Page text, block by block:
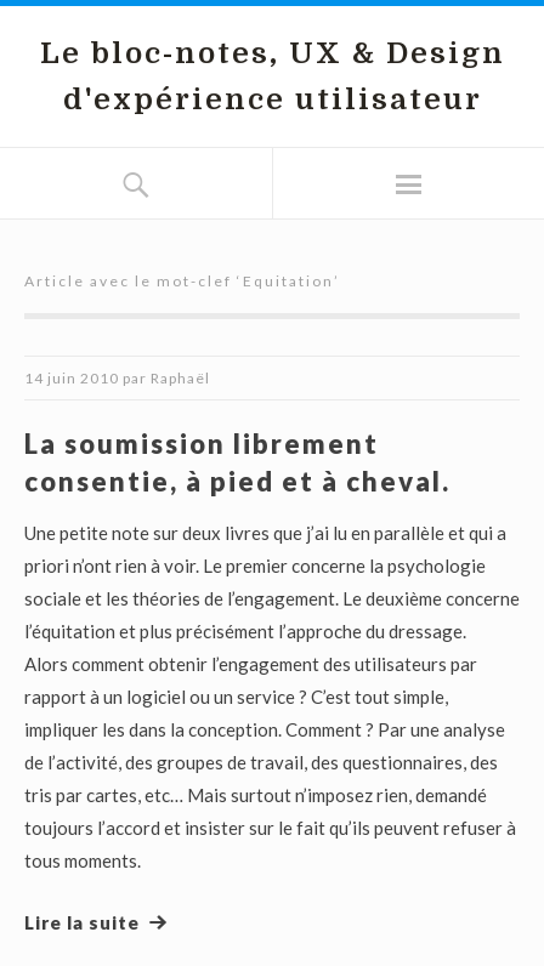
Le bloc-notes, UX & Design
d'expérience utilisateur
Article avec le mot-clef ‘ Equitation ’
14 juin 2010 par Raphaël
La soumission librement
consentie, à pied et à cheval.
Une petite note sur deux livres que j’ai lu en parallèle et qui a
priori n’ont rien à voir. Le premier concerne la psychologie
sociale et les théories de l’engagement. Le deuxième concerne
l’équitation et plus précisément l’approche du dressage.
Alors comment obtenir l’engagement des utilisateurs par
rapport à un logiciel ou un service ? C’est tout simple,
impliquer les dans la conception. Comment ? Par une analyse
de l’activité, des groupes de travail, des questionnaires, des
tris par cartes, etc… Mais surtout n’imposez rien, demandé
toujours l’accord et insister sur le fait qu’ils peuvent refuser à
tous moments.
Lire la suite